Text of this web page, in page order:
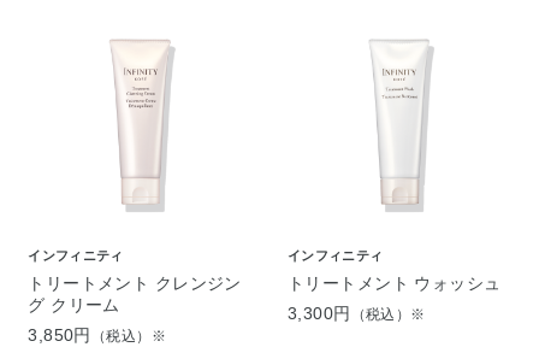
インフィニティ
トリートメント クレンジン
グ クリーム
3,850円
（税込）※
インフィニティ
トリートメント ウォッシュ
3,300円
（税込）※